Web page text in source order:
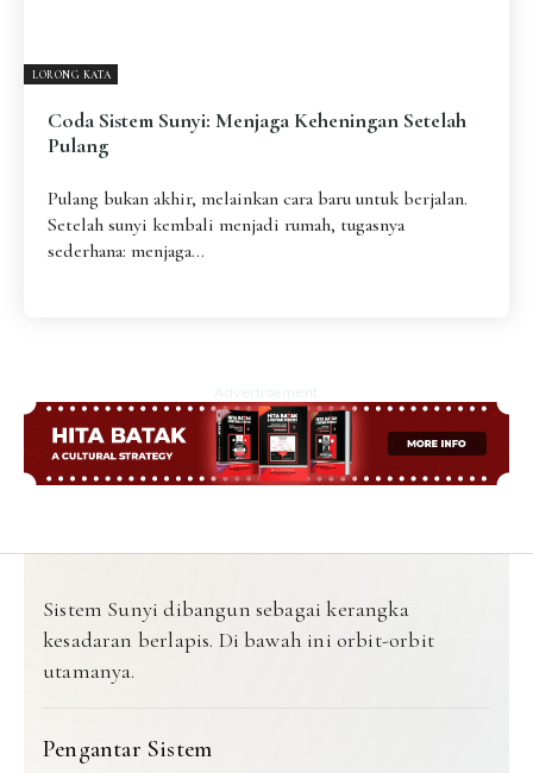
LORONG KATA
Coda Sistem Sunyi: Menjaga Keheningan Setelah
Pulang
Pulang bukan akhir, melainkan cara baru untuk berjalan.
Setelah sunyi kembali menjadi rumah, tugasnya
sederhana: menjaga...
Advertisement
Sistem Sunyi dibangun sebagai kerangka
kesadaran berlapis. Di bawah ini orbit-orbit
utamanya.
Pengantar Sistem